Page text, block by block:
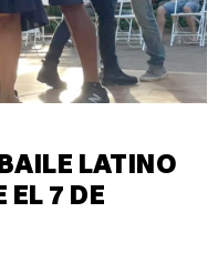
LATINO
EL 7 DE